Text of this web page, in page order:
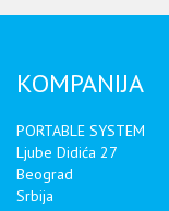
KOMPANIJA
PORTABLE SYSTEM
Ljube Didića 27
Beograd
Srbija